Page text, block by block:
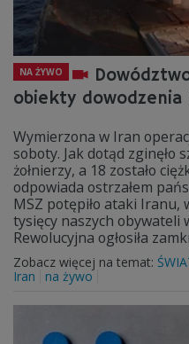
NA ŻYWO
obiekty
Wymierzona w Iran
soboty. Jak dotąd zginęło
żołnierzy, a 18 zostało
odpowiada ostrzałem
MSZ potępiło ataki Iranu,
tysięcy naszych obywateli
Rewolucyjna ogłosiła
Zobacz więcej na temat:
Iran
na żywo